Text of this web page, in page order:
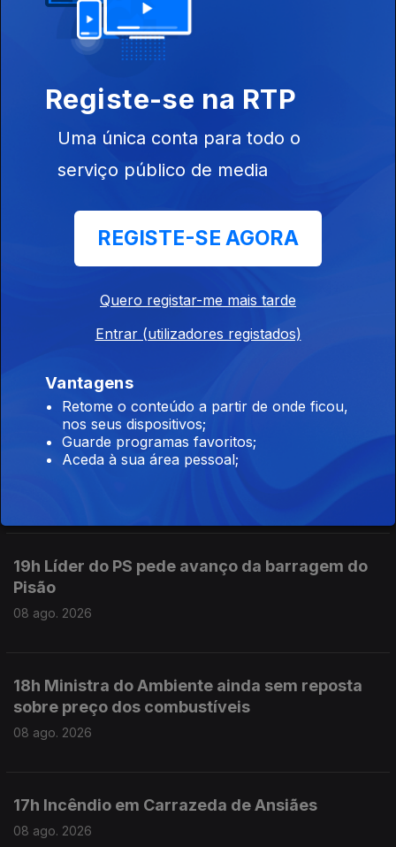
09 ago. 2026
01h Fogo. Descida da temperatura pode ajudar
combate em Carrazeda
09 ago. 2026
00h Difícil acesso aos fogos complica
combate em Carrazeda
23h Novo incêndio em Carrazeda aumenta
08 ago. 2026
20h Vento dificulta combate a fogo em
Carrazeda de Ansiães
19h Líder do PS pede avanço da barragem do
Pisão
08 ago. 2026
18h Ministra do Ambiente ainda sem reposta
sobre preço dos combustíveis
08 ago. 2026
17h Incêndio em Carrazeda de Ansiães
08 ago. 2026
Registe-se na RTP
Uma única conta para todo o
serviço público de media
REGISTE-SE AGORA
Quero registar-me mais tarde
Entrar (utilizadores registados)
Vantagens
Retome o conteúdo a partir de onde ficou,
nos seus dispositivos;
Guarde programas favoritos;
Aceda à sua área pessoal;